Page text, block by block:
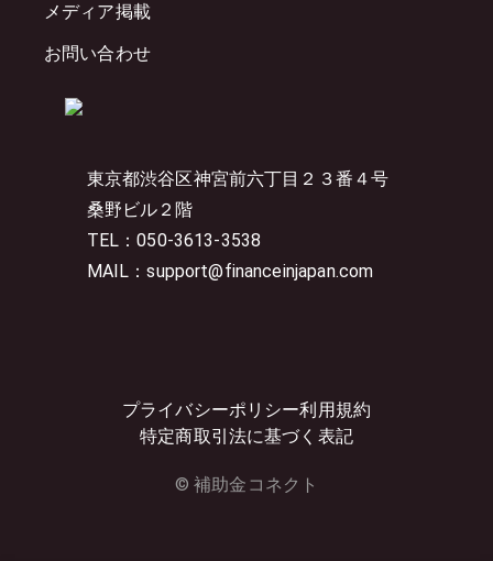
東京都渋谷区神宮前六丁目２３番４号
桑野ビル２階
TEL：050-3613-3538
MAIL：support@financeinjapan.com
プライバシーポリシー利用規約
特定商取引法に基づく表記
© 補助金コネクト
メディア掲載
お問い合わせ